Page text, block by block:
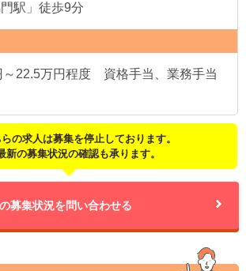
駅」徒歩9分
～22.5万円程度 資格手当、業務手当
の求人は募集を停止しております。
新の募集状況の確認も承ります。
募集状況を問い合わせる